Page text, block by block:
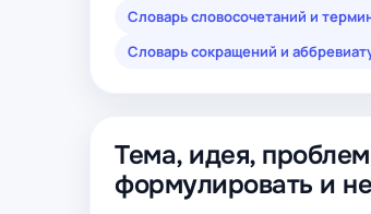
Словарь словосочетаний и
Словарь сокращений и
Тема, идея,
формулировать и